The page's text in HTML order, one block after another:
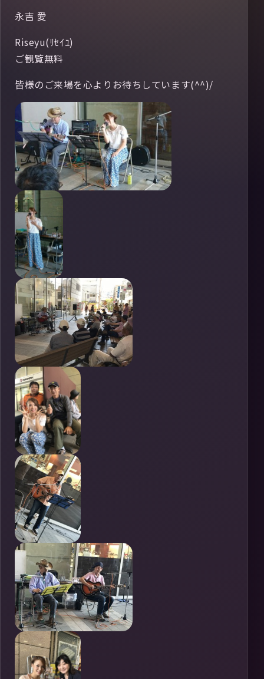
永吉 愛
Riseyu(ﾘｾｲﾕ)
ご観覧無料
皆様のご来場を心よりお待ちしています(^^)/